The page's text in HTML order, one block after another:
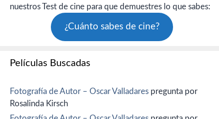
nuestros Test de cine para que demuestres lo que sabes:
¿Cuánto sabes de cine?
Películas Buscadas
Fotografía de Autor – Oscar Valladares pregunta por
Rosalinda Kirsch